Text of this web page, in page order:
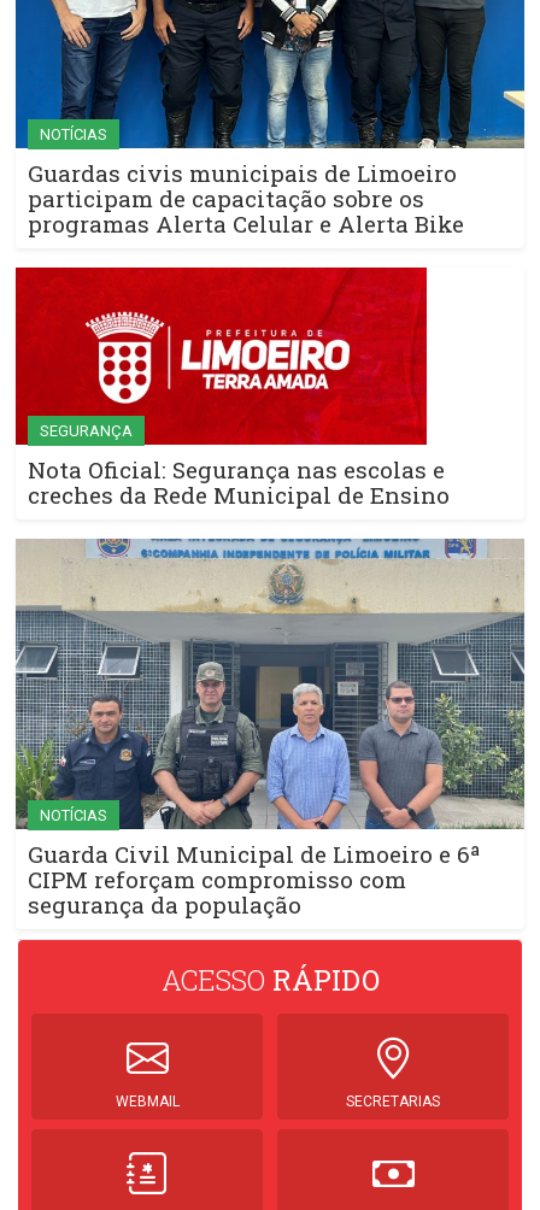
NOTÍCIAS
Guardas civis municipais de Limoeiro
participam de capacitação sobre os
programas Alerta Celular e Alerta Bike
SEGURANÇA
Nota Oficial: Segurança nas escolas e
creches da Rede Municipal de Ensino
NOTÍCIAS
Guarda Civil Municipal de Limoeiro e 6ª
CIPM reforçam compromisso com
segurança da população
ACESSO RÁPIDO
WEBMAIL SECRETARIAS